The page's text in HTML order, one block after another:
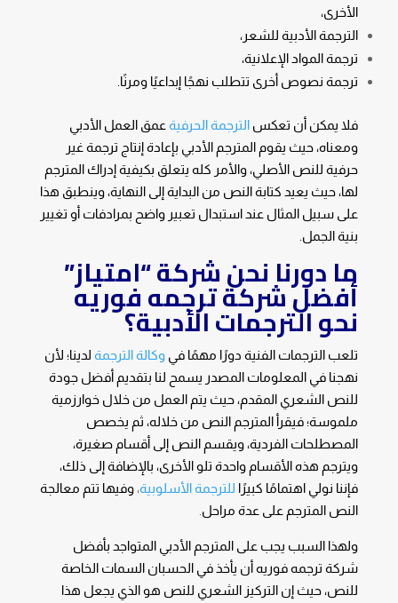
الأخرى،
الترجمة الأدبية للشعر،
ترجمة المواد الإعلانية،
ترجمة نصوص أخرى تتطلب نهجًا إبداعيًا ومرنًا.
فلا يمكن أن تعكس الترجمة الحرفية عمق العمل الأدبي
ومعناه، حيث يقوم المترجم الأدبي بإعادة إنتاج ترجمة غير
حرفية للنص الأصلي، والأمر كله يتعلق بكيفية إدراك المترجم
لها، حيث يعيد كتابة النص من البداية إلى النهاية، وينطبق هذا
على سبيل المثال عند استبدال تعبير واضح بمرادفات أو تغيير
بنية الجمل.
ما دورنا نحن شركة “امتياز”
أفضل شركة ترجمه فوريه
نحو الترجمات الأدبية؟
تلعب الترجمات الفنية دورًا مهمًا في وكالة الترجمة لدينا؛ لأن
نهجنا في المعلومات المصدر يسمح لنا بتقديم أفضل جودة
للنص الشعري المقدم، حيث يتم العمل من خلال خوارزمية
ملموسة؛ فيقرأ المترجم النص من خلاله، ثم يخصص
المصطلحات الفردية، ويقسم النص إلى أقسام صغيرة،
ويترجم هذه الأقسام واحدة تلو الأخرى، بالإضافة إلى ذلك،
فإننا نولي اهتمامًا كبيرًا للترجمة الأسلوبية، وفيها تتم معالجة
النص المترجم على عدة مراحل
ولهذا السبب يجب على المترجم الأدبي المتواجد بأفضل
شركة ترجمه فوريه أن يأخذ في الحسبان السمات الخاصة
للنص، حيث إن التركيز الشعري للنص هو الذي يجعل هذا